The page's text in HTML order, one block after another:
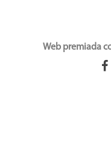
Web premiada